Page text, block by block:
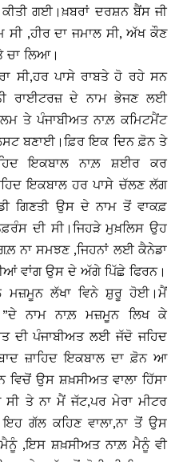
ਗਈ।ਖ਼ਬਰਾਂ ਦਰਸ਼ਨ ਬੈਂਸ ਜੀ
ਸੀ ,ਹੀਰ ਦਾ ਜਮਾਲ ਸੀ, ਅੱਖ ਕੌਣ
ਚਾ ਲਿਆ।
ਸੀ,ਹਰ ਪਾਸੇ ਰਾਬਤੇ ਹੋ ਰਹੇ ਸਨ
ਰਾਈਟਰਜ਼ ਦੇ ਨਾਮ ਭੇਜਣ ਲਈ
ਤੇ ਪੰਜਾਬੀਅਤ ਨਾਲ਼ ਕਮਿਟਮੈਂਟ
ਬਣਾਈ।ਫ਼ਿਰ ਇਕ ਦਿਨ ਫ਼ੋਨ ਤੇ
ਇਕਬਾਲ ਨਾਲ਼ ਸ਼ਈਰ ਕਰ
ਇਕਬਾਲ ਹਰ ਪਾਸੇ ਚੱਲਣ ਲੱਗ
ਗਿਣਤੀ ਉਸ ਦੇ ਨਾਮ ਤੋਂ ਵਾਕਫ਼
ਦੀ ਸੀ।ਜਿਹੜੇ ਮੁਖ਼ਲਿਸ ਉਹ
ਨਾ ਸਮਝਣ ,ਜਿਹਨਾਂ ਲਈ ਕੈਨੇਡਾ
ਵਾਂਗ ਉਸ ਦੇ ਅੱਗੇ ਪਿੱਛੇ ਫਿਰਨ।
ਮਜ਼ਮੂਨ ਲੱਖਾ ਵਿਨੇ ਸ਼ੁਰੂ ਹੋਈ।ਮੈਂ
ਨਾਮ ਨਾਲ਼ ਮਜ਼ਮੂਨ ਲਿਖ ਕੇ
ਦੀ ਪੰਜਾਬੀਅਤ ਲਈ ਜੱਦੋ ਜਹਿਦ
ਜ਼ਾਹਿਦ ਇਕਬਾਲ ਦਾ ਫ਼ੋਨ ਆ
ਵਿਚੋਂ ਉਸ ਸ਼ਖ਼ਸੀਅਤ ਵਾਲਾ ਹਿੱਸਾ
ਸੀ ਤੇ ਨਾ ਮੈਂ ਜੱਟ,ਪਰ ਮੇਰਾ ਮੀਟਰ
ਗੱਲ ਕਹਿਣ ਵਾਲਾ,ਨਾ ਤੋਂ ਉਸ
,ਇਸ ਸ਼ਖ਼ਸੀਅਤ ਨਾਲ਼ ਮੈਨੂੰ ਵੀ